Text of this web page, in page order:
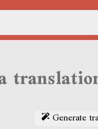
Generate